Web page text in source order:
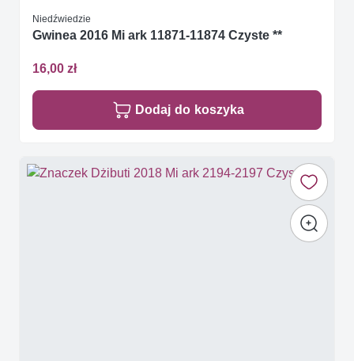
Niedźwiedzie
Gwinea 2016 Mi ark 11871-11874 Czyste **
16,00 zł
Dodaj do koszyka